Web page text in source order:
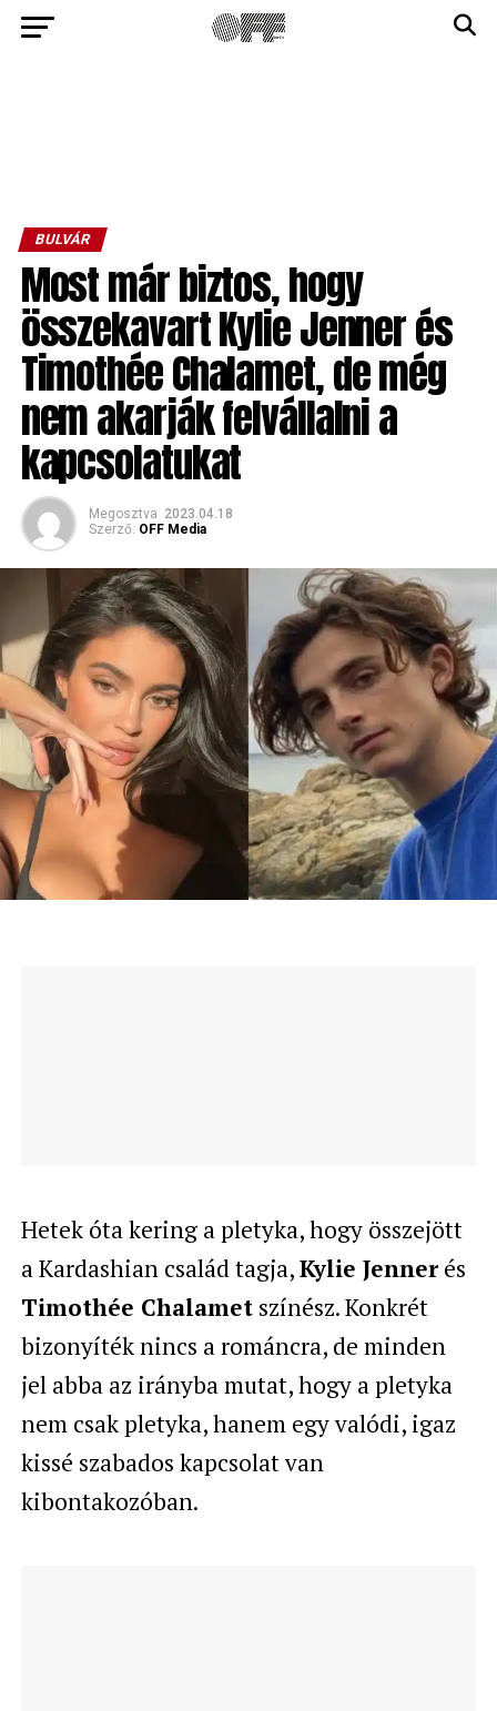
BULVÁR
Most már biztos, hogy
összekavart Kylie Jenner és
Timothée Chalamet, de még
nem akarják felvállalni a
kapcsolatukat
Megosztva 2023.04.18
Szerző: OFF Media
Hetek óta kering a pletyka, hogy összejött
a Kardashian család tagja,Kylie Jennerés
Timothée Chalametszínész. Konkrét
bizonyíték nincs a románcra, de minden
jel abba az irányba mutat, hogy a pletyka
nem csak pletyka, hanem egy valódi, igaz
kissé szabados kapcsolat van
kibontakozóban.